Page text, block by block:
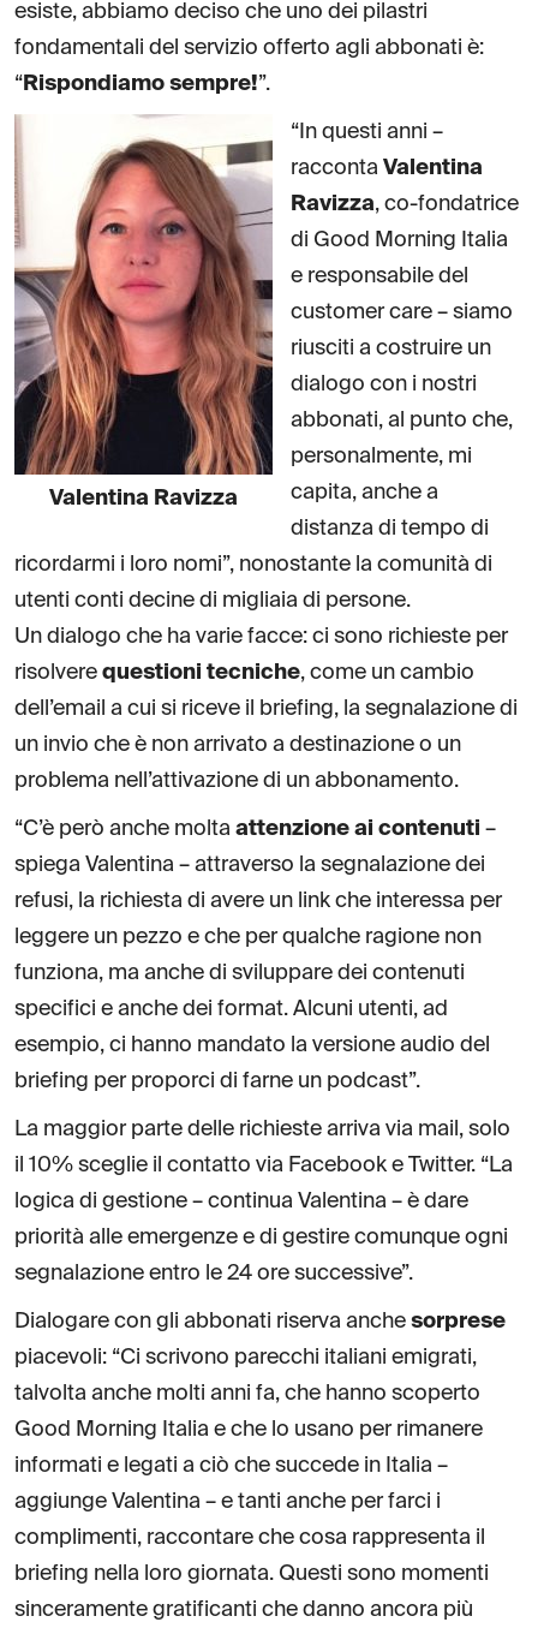
esiste, abbiamo deciso che uno dei pilastri
fondamentali del servizio offerto agli abbonati è:
“ Rispondiamo sempre!”.
Valentina Ravizza
“In questi anni –
racconta Valentina
Ravizza, co-fondatrice
di Good Morning Italia
e responsabile del
customer care – siamo
riusciti a costruire un
dialogo con i nostri
abbonati, al punto che,
personalmente, mi
capita, anche a
distanza di tempo di
ricordarmi i loro nomi”, nonostante la comunità di
utenti conti decine di migliaia di persone.
Un dialogo che ha varie facce: ci sono richieste per
risolvere questioni tecniche, come un cambio
dell’email a cui si riceve il briefing, la segnalazione di
un invio che è non arrivato a destinazione o un
problema nell’attivazione di un abbonamento.
“C’è però anche molta attenzione ai contenuti –
spiega Valentina – attraverso la segnalazione dei
refusi, la richiesta di avere un link che interessa per
leggere un pezzo e che per qualche ragione non
funziona, ma anche di sviluppare dei contenuti
specifici e anche dei format. Alcuni utenti, ad
esempio, ci hanno mandato la versione audio del
briefing per proporci di farne un podcast”.
La maggior parte delle richieste arriva via mail, solo
il 10% sceglie il contatto via Facebook e Twitter. “La
logica di gestione – continua Valentina – è dare
priorità alle emergenze e di gestire comunque ogni
segnalazione entro le 24 ore successive”.
Dialogare con gli abbonati riserva anche sorprese
piacevoli: “Ci scrivono parecchi italiani emigrati,
talvolta anche molti anni fa, che hanno scoperto
Good Morning Italia e che lo usano per rimanere
informati e legati a ciò che succede in Italia –
aggiunge Valentina – e tanti anche per farci i
complimenti, raccontare che cosa rappresenta il
briefing nella loro giornata. Questi sono momenti
sinceramente gratificanti che danno ancora più